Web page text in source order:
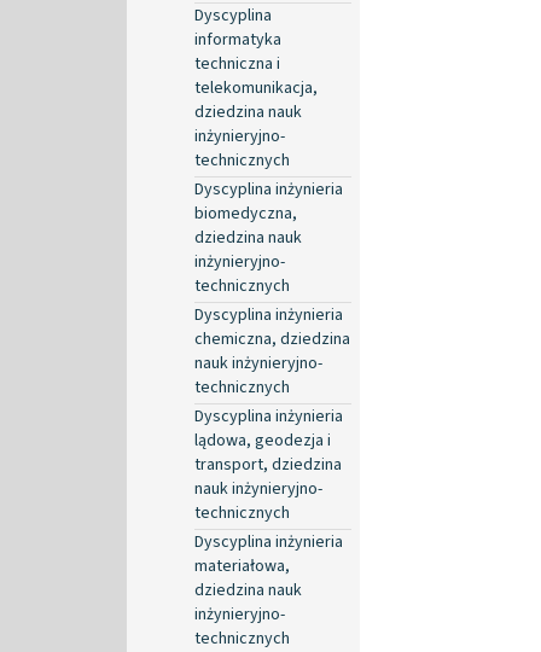
Dyscyplina
informatyka
techniczna i
telekomunikacja,
dziedzina nauk
inżynieryjno-
technicznych
Dyscyplina inżynieria
biomedyczna,
dziedzina nauk
inżynieryjno-
technicznych
Dyscyplina inżynieria
chemiczna, dziedzina
nauk inżynieryjno-
technicznych
Dyscyplina inżynieria
lądowa, geodezja i
transport, dziedzina
nauk inżynieryjno-
technicznych
Dyscyplina inżynieria
materiałowa,
dziedzina nauk
inżynieryjno-
technicznych